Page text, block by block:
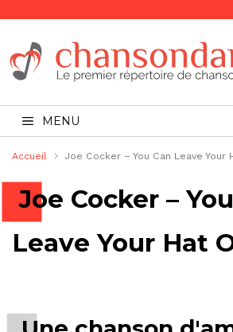
MENU
Accueil Joe Cocker – You Can Leave Your
Joe Cocker –
Leave Your Hat